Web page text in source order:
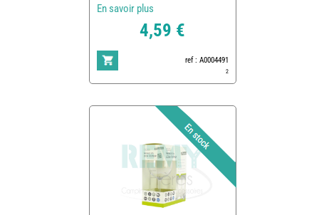
En savoir plus
4,59 €
ref : A0004491
2